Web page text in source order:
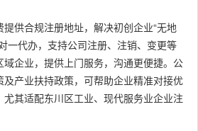
88.7分
本地网
点多、
响应及
时
理记账、
工商年
检、社保
办理、税
务异常解
供合规注册地址，解决初创企业“无地
一代办，支持公司注册、注销、变更等
企业，提供上门服务，沟通更便捷。公
产业扶持政策，可帮助企业精准对接优
其适配东川区工业、现代服务业企业注